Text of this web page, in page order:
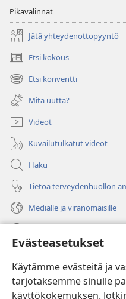
Evästeasetukset
Käytämme evästeitä ja
tarjotaksemme sinulle
käyttökokemuksen.
Pikavalinnat
Jätä yhteydenottopyyntö
Etsi kokous
(avaa
uuden
ikkunan)
Etsi konventti
(avaa
uuden
ikkunan)
Mitä uutta?
Videot
Kuvailutulkatut videot
Haku
Tietoa terveydenhuollon
Medialle ja viranomaisille
(avaa
uuden
ikkunan)Vartiotornin